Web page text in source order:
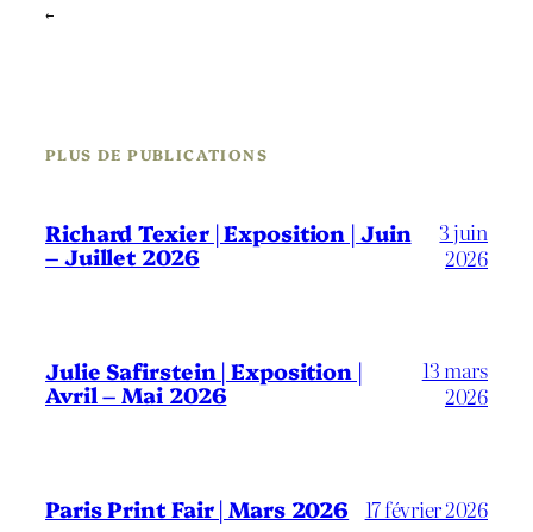
←
PLUS DE PUBLICATIONS
Richard Texier | Exposition | Juin
– Juillet 2026
3 juin
2026
Julie Safirstein | Exposition |
Avril – Mai 2026
13 mars
2026
Paris Print Fair | Mars 2026 17 février 2026